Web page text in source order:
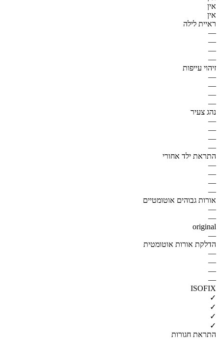
אין
אין
ראיית לילה
—
—
—
—
זיהוי עייפות
—
—
—
—
נהג צעיר
—
—
—
—
התראת ילד אחורי
—
—
—
—
אורות גבוהים אוטומטיים
—
—
original
—
הדלקת אורות אוטומטית
—
—
—
—
ISOFIX
✓
✓
✓
✓
התראת חגורות